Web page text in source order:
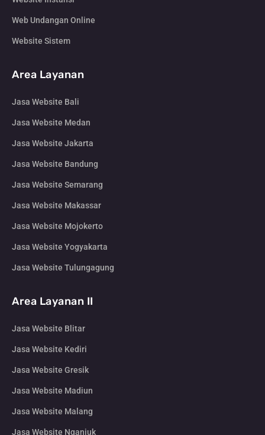
Web Undangan Online
Website Sistem
Area Layanan
Jasa Website Bali
Jasa Website Medan
Jasa Website Jakarta
Jasa Website Bandung
Jasa Website Semarang
Jasa Website Makassar
Jasa Website Mojokerto
Jasa Website Yogyakarta
Jasa Website Tulungagung
Area Layanan II
Jasa Website Blitar
Jasa Website Kediri
Jasa Website Gresik
Jasa Website Madiun
Jasa Website Malang
Jasa Website Nganjuk